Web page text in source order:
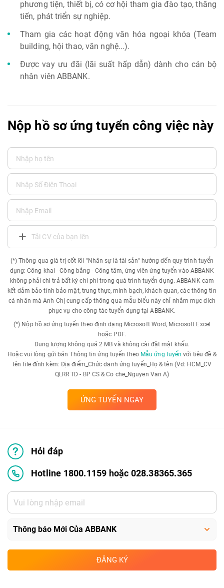
phương tiện, thiết bị, có cơ hội tham gia đào tạo, thăng
tiến, phát triển sự nghiệp.
Tham gia các hoạt động văn hóa ngoại khóa (Team
building, hội thao, văn nghệ...).
Được vay ưu đãi (lãi suất hấp dẫn) dành cho cán bộ
nhân viên ABBANK.
Nộp hồ sơ ứng tuyển công việc này
Tải CV của bạn lên
(*) Thông qua giá trị cốt lõi "Nhân sự là tài sản" hướng đến quy trình tuyển
dụng: Công khai - Công bằng - Công tâm, ứng viên ứng tuyển vào ABBANK
không phải chi trả bất kỳ chi phí trong quá trình tuyển dụng. ABBANK cam
kết đảm bảo tính bảo mật, trung thực, minh bạch, khách quan, các thông tin
cá nhân mà Anh Chị cung cấp thông qua mẫu biểu này chỉ nhằm mục đích
phục vụ cho công tác tuyển dụng tại ABBANK.
(*) Nộp hồ sơ ứng tuyển theo định dạng Microsoft Word, Microsoft Excel
hoặc PDF.
Dung lượng không quá 2 MB và không cài đặt mật khẩu.
Hoặc vui lòng gửi bản Thông tin ứng tuyển theo Mẫu ứng tuyển với tiêu đề &
tên file đính kèm: Địa điểm_Chức danh ứng tuyển_Họ & tên (Vd: HCM_CV
QLRR TD - BP CS & Co che_Nguyen Van A)
ỨNG TUYỂN NGAY
Hỏi đáp
Hotline 1800.1159 hoặc 028.38365.365
ĐĂNG KÝ